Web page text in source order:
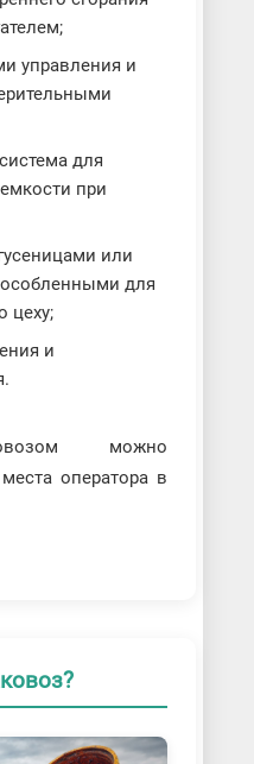
управления и
для
при
или
для
цеху;
и
можно
оператора в